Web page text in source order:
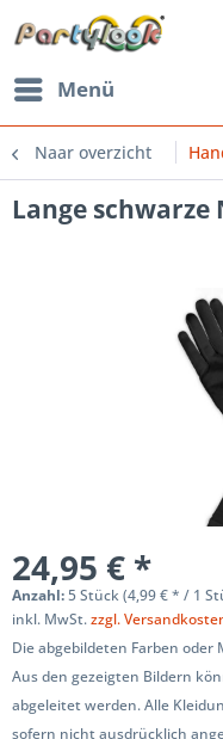
Menü
Naar overzicht
Lange
24,95 € *
Anzahl:5 Stück (4,99 € * / 1
inkl. MwSt.zzgl.
Die abgebildeten Farben
Aus den gezeigten Bildern
abgeleitet werden. Alle
sofern nicht ausdrücklich